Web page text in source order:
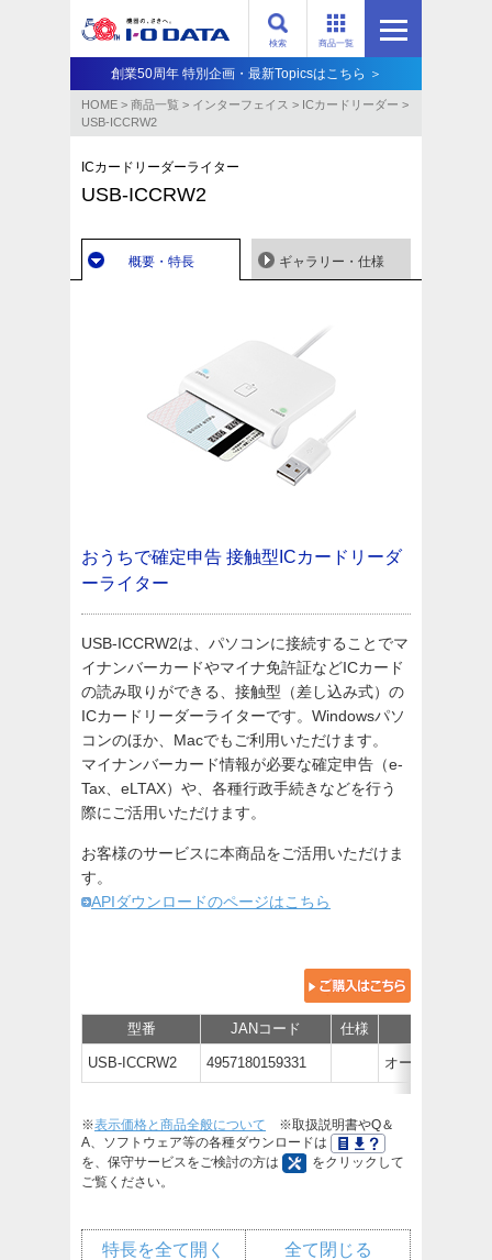
商品一覧
検索
創業50周年 特別企画・最新Topicsはこちら ＞
HOME > 商品一覧 > インターフェイス > ICカードリーダー >
USB-ICCRW2
ICカードリーダーライター
USB-ICCRW2
概要・特長 ギャラリー・仕様
おうちで確定申告 接触型ICカードリーダ
ーライター
USB-ICCRW2は、パソコンに接続することでマ
イナンバーカードやマイナ免許証などICカード
の読み取りができる、接触型（差し込み式）の
ICカードリーダーライターです。Windowsパソ
コンのほか、Macでもご利用いただけます。
マイナンバーカード情報が必要な確定申告（e-
Tax、eLTAX）や、各種行政手続きなどを行う
際にご活用いただけます。
お客様のサービスに本商品をご活用いただけま
す。
APIダウンロードのページはこちら
型番 JANコード 仕様
USB-ICCRW2 4957180159331 オープン価格
※表示価格と商品全般について ※取扱説明書やQ＆
A、ソフトウェア等の各種ダウンロードは
を、保守サービスをご検討の方は
をクリックして
ご覧ください。
全て閉じる
特長を全て開く